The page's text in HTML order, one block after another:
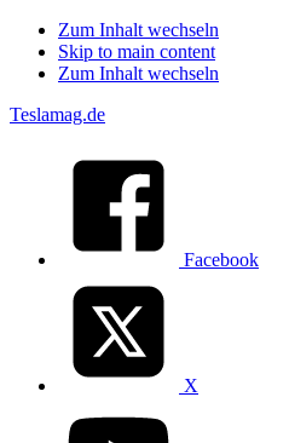
Zum Inhalt wechseln
Skip to main content
Zum Inhalt wechseln
Teslamag.de
Facebook
X